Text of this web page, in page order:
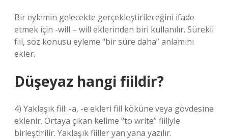
Bir eylemin gelecekte gerçekleştirileceğini ifade
etmek için -will – will eklerinden biri kullanılır. Sürekli
fiil, söz konusu eyleme “bir süre daha” anlamını
ekler.
Düşeyaz hangi fiildir?
4) Yaklaşık fiil: -a, -e ekleri fiil köküne veya gövdesine
eklenir. Ortaya çıkan kelime “to write” fiiliyle
birleştirilir. Yaklaşık fiiller yan yana yazılır.